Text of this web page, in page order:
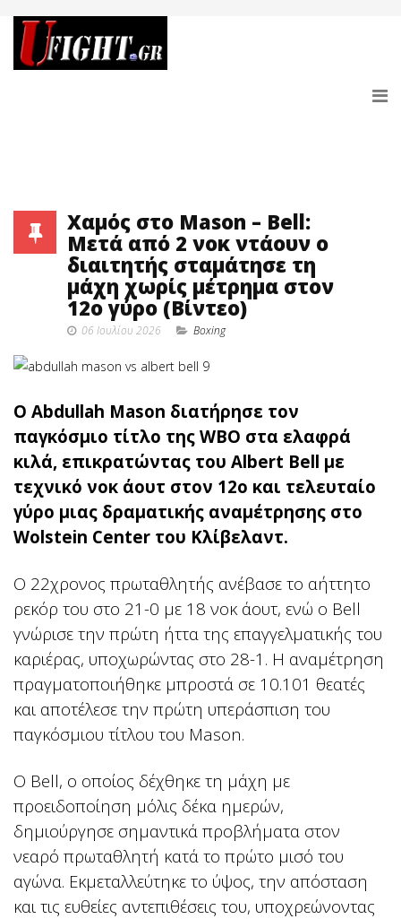
Χαμός στο Mason – Bell:
Μετά από 2 νοκ ντάουν ο
διαιτητής σταμάτησε τη
μάχη χωρίς μέτρημα στον
12ο γύρο (Βίντεο)
06 Ιουλίου 2026 Boxing
Ο Abdullah Mason διατήρησε τον
παγκόσμιο τίτλο της WBO στα ελαφρά
κιλά, επικρατώντας του Albert Bell με
τεχνικό νοκ άουτ στον 12ο και τελευταίο
γύρο μιας δραματικής αναμέτρησης στο
Wolstein Center του Κλίβελαντ.
Ο 22χρονος πρωταθλητής ανέβασε το αήττητο
ρεκόρ του στο 21-0 με 18 νοκ άουτ, ενώ ο Bell
γνώρισε την πρώτη ήττα της επαγγελματικής του
καριέρας, υποχωρώντας στο 28-1. Η αναμέτρηση
πραγματοποιήθηκε μπροστά σε 10.101 θεατές
και αποτέλεσε την πρώτη υπεράσπιση του
παγκόσμιου τίτλου του Mason.
Ο Bell, ο οποίος δέχθηκε τη μάχη με
προειδοποίηση μόλις δέκα ημερών,
δημιούργησε σημαντικά προβλήματα στον
νεαρό πρωταθλητή κατά το πρώτο μισό του
αγώνα. Εκμεταλλεύτηκε το ύψος, την απόσταση
και τις ευθείες αντεπιθέσεις του, υποχρεώνοντας